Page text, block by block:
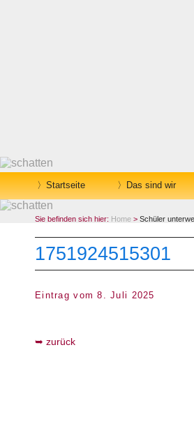
Startseite Das sind wir
Sie befinden sich hier: Home > Schüler
1751924515301
Eintrag vom 8. Juli 2025
zurück